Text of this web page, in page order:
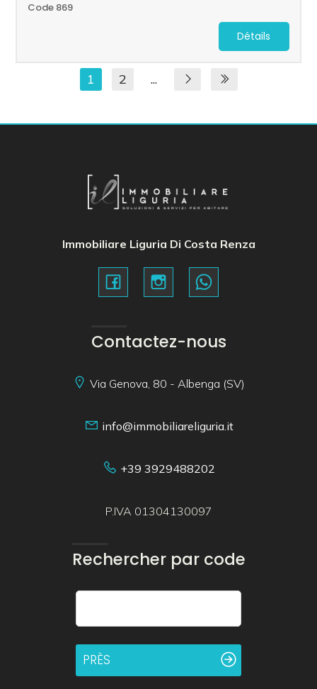
Code 869
Détails
1 2 ...
Immobiliare Liguria Di Costa Renza
Contactez-nous
Via Genova, 80 - Albenga (SV)
info@immobiliareliguria.it
+39 3929488202
P.IVA 01304130097
Rechercher par code
PRÈS